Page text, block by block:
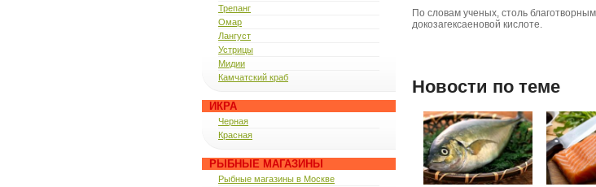
Трепанг
Омар
Лангуст
Устрицы
Мидии
Камчатский краб
ИКРА
Черная
Красная
РЫБНЫЕ МАГАЗИНЫ
Рыбные магазины в Москве
По словам ученых, столь
докозагексаеновой кислоте.
Новости по теме